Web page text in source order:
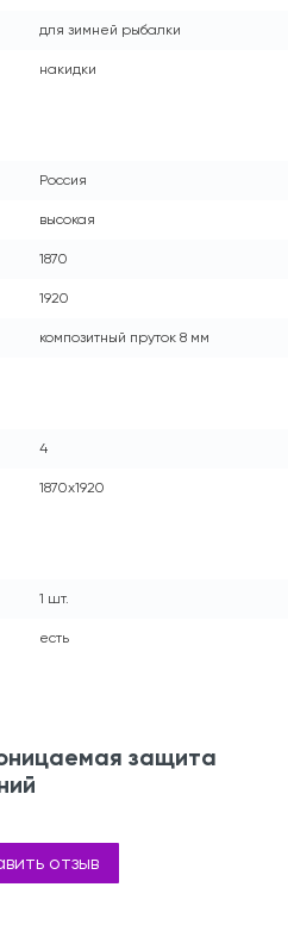
для зимней рыбалки
накидки
Россия
высокая
1870
1920
композитный пруток 8 мм
4
1870х1920
1 шт.
есть
защита
отзыв